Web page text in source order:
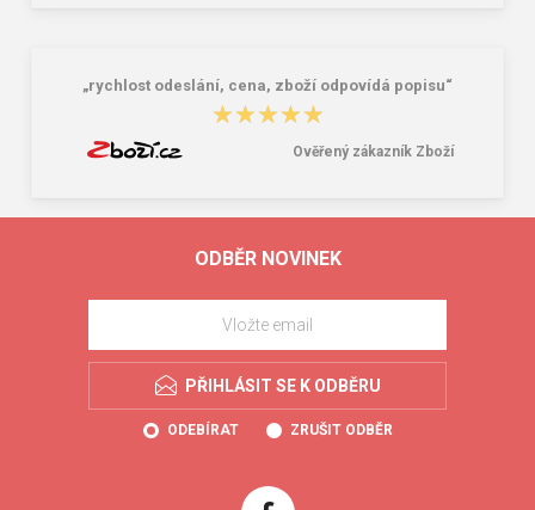
„rychlost odeslání, cena, zboží odpovídá popisu“
★★★★★
★★★★★
Ověřený zákazník Zboží
ODBĚR NOVINEK
PŘIHLÁSIT SE K ODBĚRU
ODEBÍRAT ZRUŠIT ODBĚR